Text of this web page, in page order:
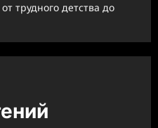
трудного детства до